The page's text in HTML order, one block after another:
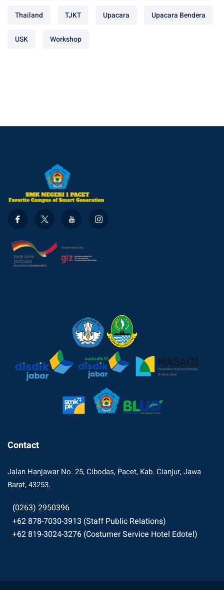
Thailand TJKT Upacara Upacara Bendera
USK Workshop
Contact
Jalan Hanjawar No. 25, Cibodas, Pacet, Kab. Cianjur, Jawa
Barat, 43253.
(0263) 2950396
+62 878-7030-3913 (Staff Public Relations)
+62 819-3024-3276 (Costumer Service Hotel Edotel)